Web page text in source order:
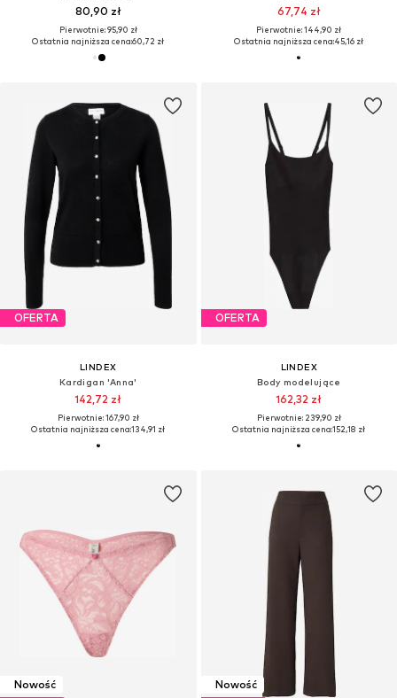
80,90 zł
Pierwotnie: 95,90 zł
Ostatnia najniższa cena:60,72 zł
67,74 zł
Pierwotnie: 144,90 zł
Ostatnia najniższa cena:45,16 zł
OFERTA
LINDEX
Kardigan 'Anna'
142,72 zł
Pierwotnie: 167,90 zł
Ostatnia najniższa cena:134,91 zł
OFERTA
LINDEX
Body modelujące
162,32 zł
Pierwotnie: 239,90 zł
Ostatnia najniższa cena:152,18 zł
Nowość
Nowość